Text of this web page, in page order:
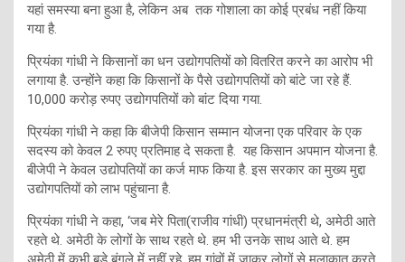
यहां समस्या बना हुआ है, लेकिन अब तक गोशाला का कोई प्रबंध नहीं किया
गया है.
प्रियंका गांधी ने किसानों का धन उद्योगपतियों को वितरित करने का आरोप भी
लगाया है. उन्होंने कहा कि किसानों के पैसे उद्योगपतियों को बांटे जा रहे हैं.
10,000 करोड़ रुपए उद्योगपतियों को बांट दिया गया.
प्रियंका गांधी ने कहा कि बीजेपी किसान सम्मान योजना एक परिवार के एक
सदस्य को केवल 2 रुपए प्रतिमाह दे सकता है. यह किसान अपमान योजना है.
बीजेपी ने केवल उद्योपतियों का कर्ज माफ किया है. इस सरकार का मुख्य मुद्दा
उद्योगपतियों को लाभ पहुंचाना है.
प्रियंका गांधी ने कहा, ‘जब मेरे पिता(राजीव गांधी) प्रधानमंत्री थे, अमेठी आते
रहते थे. अमेठी के लोगों के साथ रहते थे. हम भी उनके साथ आते थे. हम